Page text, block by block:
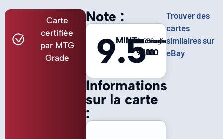
Carte
certifiée
par MTG
Grade
Informations
sur la carte
:
Note :
9.5
MINTCentrage
9
Coins
10
Bords
10
Surface
10
Trouver des
cartes
similaires sur
eBay